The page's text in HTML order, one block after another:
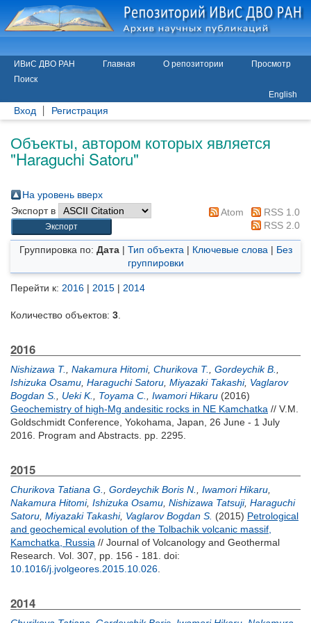
ИВиС ДВО РАН Главная О репозитории
Просмотр
Поиск
English
Вход Регистрация
Объекты, автором которых является
"Haraguchi Satoru"
На уровень вверх
Экспорт в
Atom
RSS 1.0
RSS 2.0
Группировка по: Дата| Тип объекта | Ключевые слова | Без
группировки
Перейти к: 2016 | 2015 | 2014
Количество объектов: 3
2016
Nishizawa T. Nakamura Hitomi, Churikova T. Gordeychik B.
Ishizuka Osamu Haraguchi Satoru Miyazaki Takashi, Vaglarov
Bogdan S.
Ueki K. Toyama C. Iwamori Hikaru (2016)
Geochemistry of high-Mg andesitic rocks in NE Kamchatka // V.M.
Goldschmidt Conference, Yokohama, Japan, 26 June - 1 July
2016. Program and Abstracts. pp. 2295.
2015
Churikova Tatiana G. Gordeychik Boris N. Iwamori Hikaru
Nakamura Hitomi, Ishizuka Osamu Nishizawa Tatsuji, Haraguchi
Satoru Miyazaki Takashi, Vaglarov Bogdan S. (2015) Petrological
and geochemical evolution of the Tolbachik volcanic massif,
Kamchatka, Russia // Journal of Volcanology and Geothermal
Research. Vol. 307, pp. 156 - 181. doi:
10.1016/j.jvolgeores.2015.10.026
2014